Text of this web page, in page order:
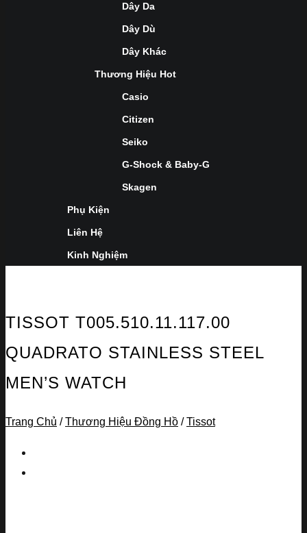
Dây Da
Dây Dù
Dây Khác
Thương Hiệu Hot
Casio
Citizen
Seiko
G-Shock & Baby-G
Skagen
Phụ Kiện
Liên Hệ
Kinh Nghiệm
TISSOT T005.510.11.117.00
QUADRATO STAINLESS STEEL
MEN’S WATCH
Trang Chủ / Thương Hiệu Đồng Hồ / Tissot